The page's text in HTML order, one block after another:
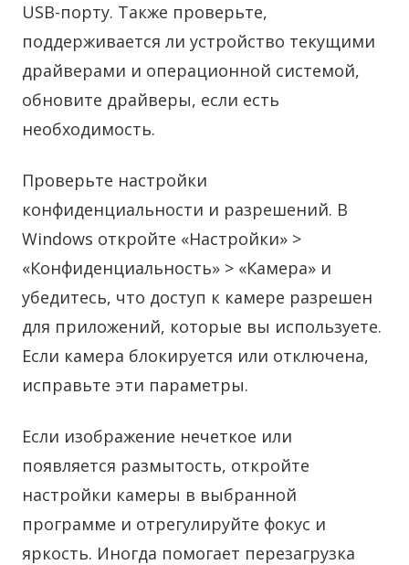
USB-порту. Также проверьте,
поддерживается ли устройство текущими
драйверами и операционной системой,
обновите драйверы, если есть
необходимость.
Проверьте настройки
конфиденциальности и разрешений. В
Windows откройте «Настройки» >
«Конфиденциальность» > «Камера» и
убедитесь, что доступ к камере разрешен
для приложений, которые вы используете.
Если камера блокируется или отключена,
исправьте эти параметры.
Если изображение нечеткое или
появляется размытость, откройте
настройки камеры в выбранной
программе и отрегулируйте фокус и
яркость. Иногда помогает перезагрузка